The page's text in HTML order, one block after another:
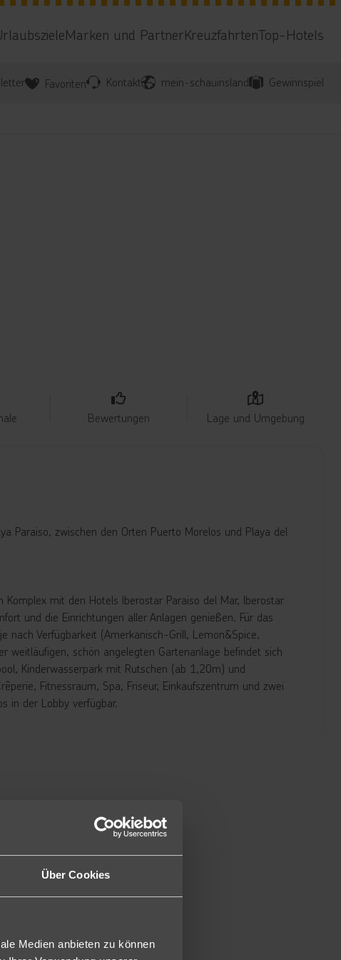
Über Cookies
Medien anbieten zu können
Marken und PartnerKreuzfahrtenTop-Hotels
Favoriten Kontakt mein-schauinsland Gewinnspiel
Bewertungen Lage und Umgebung
Paraiso, zwischen den Orten Puerto Morelos und Playa del
mit den Hotels Iberostar Paraiso del Mar, Iberostar
und die Einrichtungen aller Anlagen genießen. Für das
Verfügbarkeit (Amerkanisch-Grill, Lemon&Spice,
weitläufigen, schön angelegten Gartenanlage befindet sich
Kinderwasserpark mit Rutschen (ab 1,20m) und
Fitnessraum, Spa, Friseur, Einkaufszentrum und zwei
in der Lobby verfügbar.
zusätzlich einen kleinen Wohnbereich (JNP).
miteinander verbunden sind und verfügen über ein Kingsize
haben diese einen privaten Balkon mit Blick auf den
Air-Handling Unit uvm (DZP).
privatem Balkon mit Blick auf den Dschungel verfügt